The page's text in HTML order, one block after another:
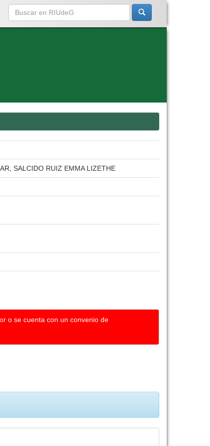
SALCIDO RUIZ EMMA LIZETHE
o se cuenta con un convenio de